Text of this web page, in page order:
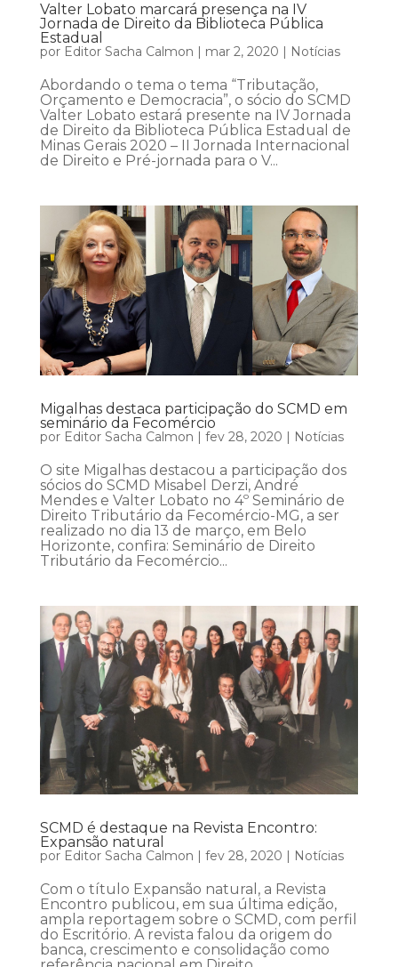
Valter Lobato marcará presença na IV
Jornada de Direito da Biblioteca Pública
Estadual
por Editor Sacha Calmon mar 2, 2020 Notícias
Abordando o tema o tema “Tributação,
Orçamento e Democracia”, o sócio do SCMD
Valter Lobato estará presente na IV Jornada
de Direito da Biblioteca Pública Estadual de
Minas Gerais 2020 – II Jornada Internacional
de Direito e Pré-jornada para o V...
Migalhas destaca participação do SCMD em
seminário da Fecomércio
por Editor Sacha Calmon | fev 28, 2020 | Notícias
O site Migalhas destacou a participação dos
sócios do SCMD Misabel Derzi, André
Mendes e Valter Lobato no 4º Seminário de
Direito Tributário da Fecomércio-MG, a ser
realizado no dia 13 de março, em Belo
Horizonte, confira: Seminário de Direito
Tributário da Fecomércio...
SCMD é destaque na Revista Encontro:
Expansão natural
por Editor Sacha Calmon fev 28, 2020 Notícias
Com o título Expansão natural, a Revista
Encontro publicou, em sua última edição,
ampla reportagem sobre o SCMD, com perfil
do Escritório. A revista falou da origem do
banca, crescimento e consolidação como